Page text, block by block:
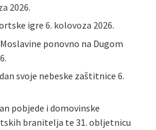
2026.
igre 6. kolovoza 2026.
ponovno na Dugom
svoje nebeske zaštitnice 6.
pobjede i domovinske
branitelja te 31. obljetnicu